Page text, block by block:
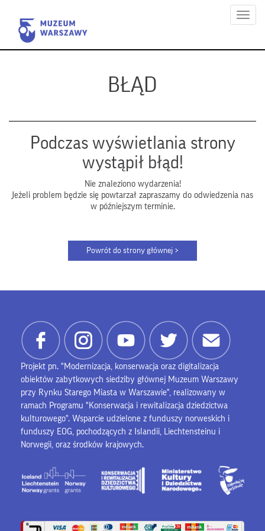
Menu
BŁĄD
Podczas wyświetlania strony
wystąpił błąd!
Nie znaleziono wydarzenia!
Jeżeli problem będzie się powtarzał zapraszamy do odwiedzenia nas
w późniejszym terminie.
Projekt pn. "Modernizacja, konserwacja oraz digitalizacja
obiektów zabytkowych siedziby głównej Muzeum Warszawy
przy Rynku Starego Miasta w Warszawie", realizowany w
ramach Programu "Konserwacja i rewitalizacja dziedzictwa
kulturowego". Wsparcie udzielone z funduszy norweskich i
funduszy EOG, pochodzących z Islandii, Liechtensteinu i
Norwegii, oraz środków krajowych.